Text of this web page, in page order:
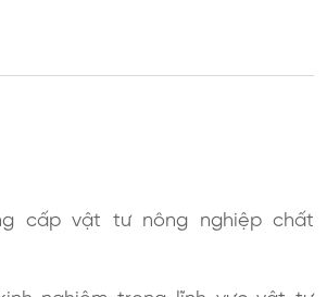
cấp vật tư nông nghiệp chất